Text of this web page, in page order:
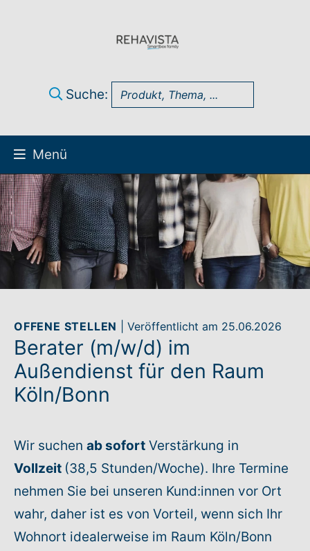
Suche:
Menü
Über uns
UK Infothek
Produkte
Rundum-Service
Aktuelles
Leichte Sprache
Hilfe + Kontakt
Newsletter
OFFENE STELLEN | Veröffentlicht am 25.06.2026
Berater (m/w/d) im
Außendienst für den Raum
Köln/Bonn
Wir suchen ab sofort Verstärkung in
Vollzeit (38,5 Stunden/Woche). Ihre Termine
nehmen Sie bei unseren Kund:innen vor Ort
wahr, daher ist es von Vorteil, wenn sich Ihr
Wohnort idealerweise im Raum Köln/Bonn